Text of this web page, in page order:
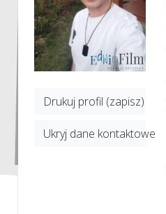
Drukuj profil (zapisz)
Ukryj dane kontaktowe